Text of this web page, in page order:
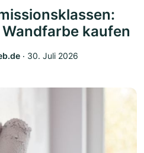
kaufen
‧ 30. Juli 2026